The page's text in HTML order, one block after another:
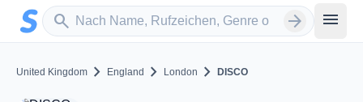
Zum Hauptinhalt springen
search
Sender suchen arrow_forward menu
United Kingdom chevron_right England chevron_right London chevron_right DISCO